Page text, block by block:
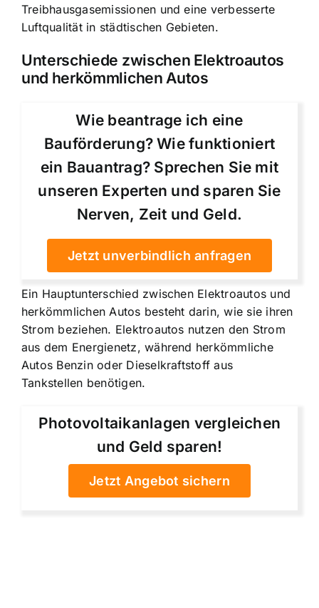
Treibhausgasemissionen und eine verbesserte
Luftqualität in städtischen Gebieten.
Unterschiede zwischen Elektroautos
und herkömmlichen Autos
Wie beantrage ich eine
Bauförderung? Wie funktioniert
ein Bauantrag? Sprechen Sie mit
unseren Experten und sparen Sie
Nerven, Zeit und Geld.
Jetzt unverbindlich anfragen
Ein Hauptunterschied zwischen Elektroautos und
herkömmlichen Autos besteht darin, wie sie ihren
Strom beziehen. Elektroautos nutzen den Strom
aus dem Energienetz, während herkömmliche
Autos Benzin oder Dieselkraftstoff aus
Tankstellen benötigen.
Photovoltaikanlagen vergleichen
und Geld sparen!
Jetzt Angebot sichern